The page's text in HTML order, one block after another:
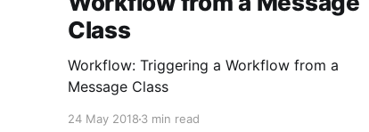
Class
Workflow: Triggering a Workflow from a
Message Class
24 May 20183 min read